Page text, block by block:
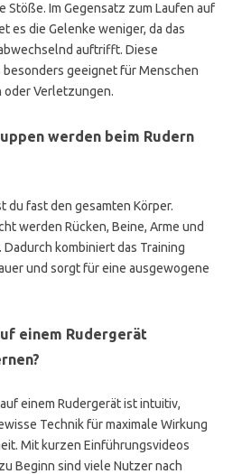
Stöße. Im Gegensatz zum Laufen auf
es die Gelenke weniger, da das
auftrifft. Diese
besonders geeignet für Menschen
oder Verletzungen.
werden beim Rudern
du fast den gesamten Körper.
werden Rücken, Beine, Arme und
kombiniert das Training
und sorgt für eine ausgewogene
einem Rudergerät
einem Rudergerät ist intuitiv,
Technik für maximale Wirkung
Mit kurzen Einführungsvideos
Beginn sind viele Nutzer nach